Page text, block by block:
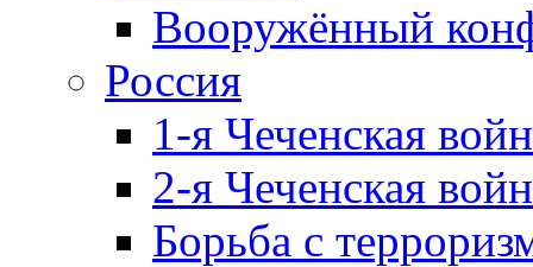
Вооружённый
Россия
1-я Чеченская
2-я Чеченская
Борьба с